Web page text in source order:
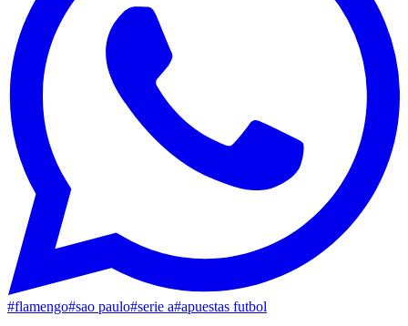
#flamengo#sao paulo#serie a#apuestas futbol